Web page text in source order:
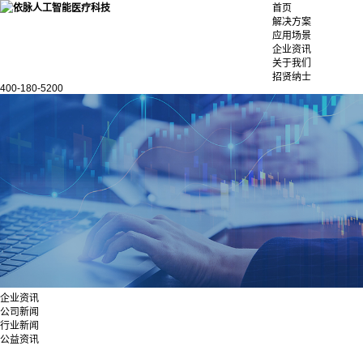
首页
解决方案
应用场景
企业资讯
关于我们
招贤纳士
400-180-5200
企业资讯
公司新闻
行业新闻
公益资讯